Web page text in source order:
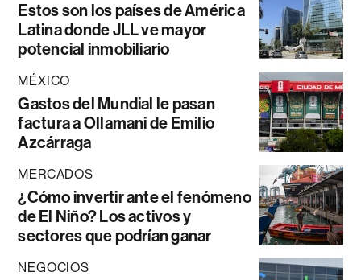
Estos son los países de América
Latina donde JLL ve mayor
potencial inmobiliario
MÉXICO
Gastos del Mundial le pasan
factura a Ollamani de Emilio
Azcárraga
MERCADOS
¿Cómo invertir ante el fenómeno
de El Niño? Los activos y
sectores que podrían ganar
NEGOCIOS